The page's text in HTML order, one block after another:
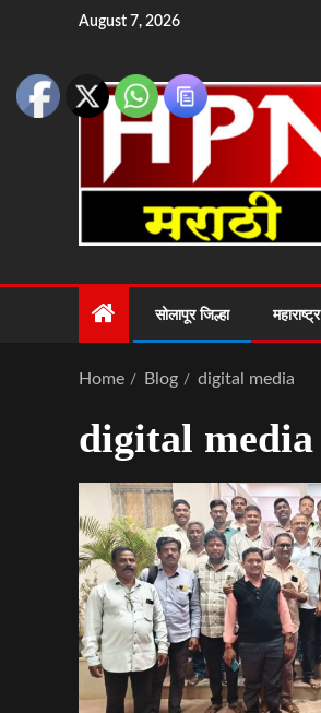
August 7, 2026
सोलापूर जिल्हा महाराष्ट्र
Home Blog digital media
digital media